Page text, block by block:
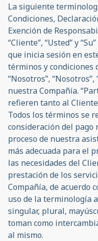
La siguiente
Condiciones,
Exención de
“Cliente”, “Usted” y
que inicia sesión en
términos y condiciones
“Nosotros”,
nuestra Compañía.
refieren tanto al
Todos los términos se
consideración del pago
proceso de nuestra
más adecuada para el
las necesidades del
prestación de los
Compañía, de acuerdo
uso de la terminología
singular, plural,
toman como
al mismo.